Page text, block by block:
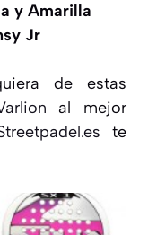
y Amarilla
Jr
de estas
al mejor
te